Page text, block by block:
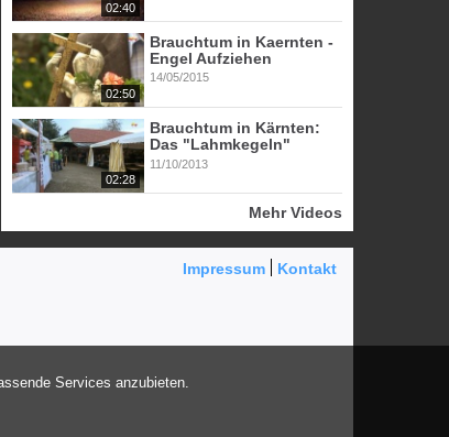
Services anzubieten.
02:40
02:50
Brauchtum in Kaernten -
Engel Aufziehen
14/05/2015
02:28
Brauchtum in Kärnten:
Das "Lahmkegeln"
11/10/2013
Mehr Videos
Impressum
Kontakt